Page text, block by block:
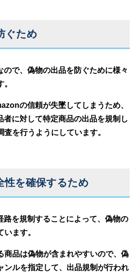
ぐため
で、偽物の出品を防ぐために様々
の信頼が失墜してしまうため、
に対して特定商品の出品を規制し
を行うようにしています。
性を確保するため
を規制することによって、偽物の
ます。
商品は偽物が含まれやすいので、偽
ンルを指定して、出品規制が行われ